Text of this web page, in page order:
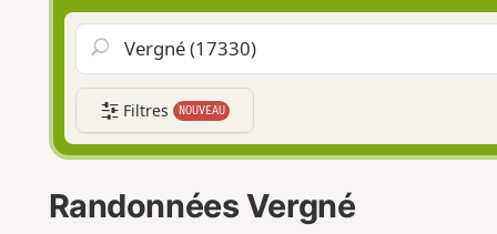
Filtres NOUVEAU
Randonnées Vergné